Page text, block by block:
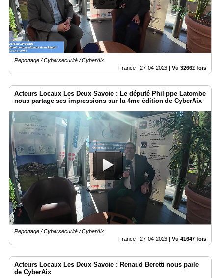
Reportage / Cybersécurité / CyberAix
France | 27-04-2026 | Vu 32662 fois
Acteurs Locaux Les Deux Savoie : Le député Philippe Latombe
nous partage ses impressions sur la 4me édition de CyberAix
Reportage / Cybersécurité / CyberAix
France | 27-04-2026 Vu 41647 fois
Acteurs Locaux Les Deux Savoie : Renaud Beretti nous parle
de CyberAix